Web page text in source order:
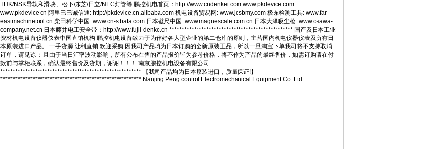
• [网站公告] 【鹏控代理】日本日东工器隔膜泵DP0105-X1-0001 2019-04-11 11:02
• [网站公告] 增田LPF-08(06)用的过滤芯P15-010P特价销售 2019-04-11 09:58
• [网站公告] 太平贸易压力开关TDZ-4L24-C特价销售 专业代理 2019-04-11 09:58
• [网站公告] 小林记录纸100-050-0100特价销售 专业代理 2019-04-11 09:57
• [网站公告] 小西KONISHI胶水G103 170ML一支特价销售 专 2019-04-11 09:57
• [网站公告] 2019-04-11 09:57
• [网站公告] 小金井KOGANEI快速接头TS4-M5M 10个一包特价销 2019-04-11 09:57
指月制作所电容RG-2 RG2460506J特价销售 专业代 2019-04-11 09:57
THK/NSK导轨和滑块、松下/东芝/日立/NEC灯管等 鹏控机电首页：http://www.cndenkei.com www.pkdevice.com
www.pkdevice.cn 阿里巴巴诚信通: http://pkdevice.cn.alibaba.com 机电设备贸易网: www.jdsbmy.com 极东检测工具: www.far-
eastmachinetool.cn 柴田科学中国: www.cn-sibata.com 日本磁尺中国: www.magnescale.com.cn 日本大泽吸尘枪: www.osawa-
company.net.cn 日本藤井电工安全带：http://www.fujii-denko.cn ************************************************** 国产及日本工业
资材机电设备仪器仪表中国直销机构 鹏控机电设备致力于为作好各大型企业的第二仓库的原则，主营国内机电仪器仪表及所有日
本原装进口产品。 一手货源 让利直销 欢迎采购 因我司产品均为日本订购的全新原装正品，所以一旦淘宝下单我司将不支持取消
订单，请见谅； 且由于当日汇率波动影响，所有公布在售的产品报价皆为参考价格，将不作为产品的最终售价，如需订购请在付
款前与掌柜联系，确认最终售价及货期，谢谢！！！ 南京鹏控机电设备有限公司
********************************************************* 【我司产品均为日本原装进口，质量保证!】
********************************************************* Nanjing Peng control Electromechanical Equipment Co. Ltd.